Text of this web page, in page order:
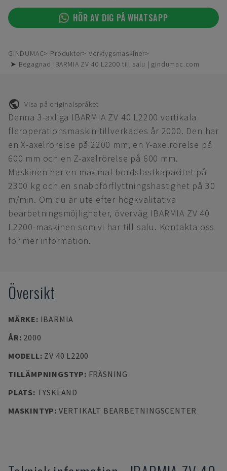
HÖR AV DIG PÅ WHATSAPP
GINDUMAC Produkter
Verktygsmaskiner
➤ Begagnad IBARMIA ZV 40 L2200 till salu | gindumac.com
Visa på originalspråket
Denna 3-axliga IBARMIA ZV 40 L2200 vertikala
fleroperationsmaskin tillverkades år 2000. Den har
en X-axelrörelse på 2200 mm, en Y-axelrörelse på
600 mm och en Z-axelrörelse på 600 mm.
Maskinen har en maximal bordslastkapacitet på
2300 kg och en snabbförflyttningshastighet på 30
m/min. Om du är ute efter högkvalitativa
bearbetningsmöjligheter, överväg IBARMIA ZV 40
L2200-maskinen som vi har till salu. Kontakta oss
för mer information.
Översikt
MÄRKE: IBARMIA
ÅR: 2000
MODELL: ZV 40 L2200
TILLÄMPNINGSTYP: FRÄSNING
PLATS: TYSKLAND
MASKINTYP: VERTIKALT BEARBETNINGSCENTER